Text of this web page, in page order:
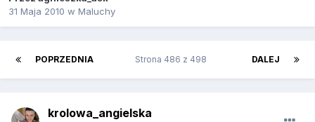
31 Maja 2010 w Maluchy
POPRZEDNIA DALEJ
Strona 486 z 498
krolowa_angielska